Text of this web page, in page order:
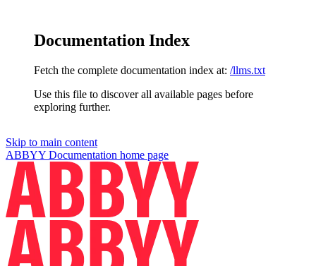
Documentation Index
Fetch the complete documentation index at: /llms.txt
Use this file to discover all available pages before
exploring further.
Skip to main content
ABBYY Documentation home page